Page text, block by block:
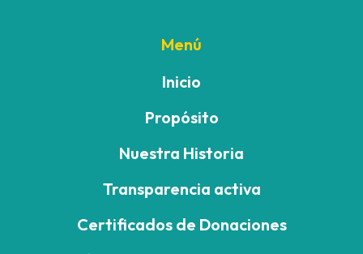
Menú
Inicio
Propósito
Nuestra Historia
Transparencia activa
Certificados de Donaciones